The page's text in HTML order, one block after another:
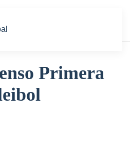
Primera